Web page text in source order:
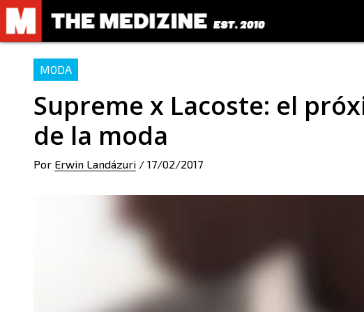
MODA
Supreme x Lacoste: el
de la moda
Por Erwin Landázuri / 17/02/2017